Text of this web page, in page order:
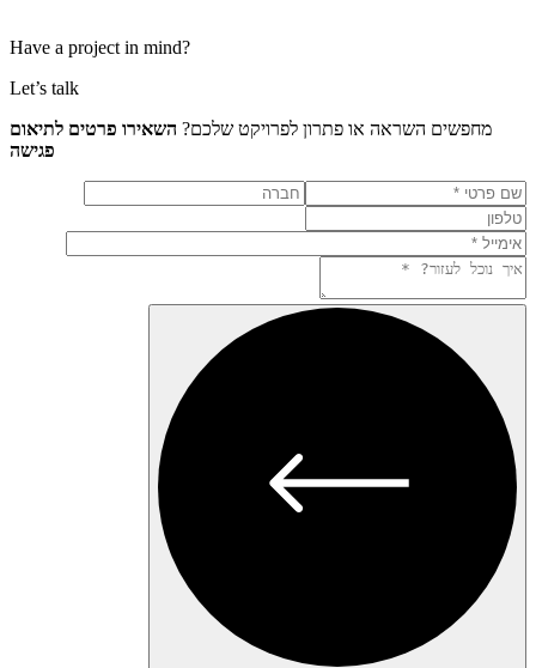
Have a project in mind?
השראה או פתרון לפרויקט שלכם? השאירו פרטים לתיאום